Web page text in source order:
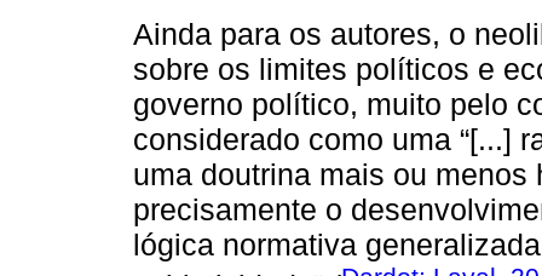
Ainda para os autores, o
sobre os limites políticos e
governo político, muito pelo
considerado como uma “[...]
uma doutrina mais ou
precisamente o
lógica normativa